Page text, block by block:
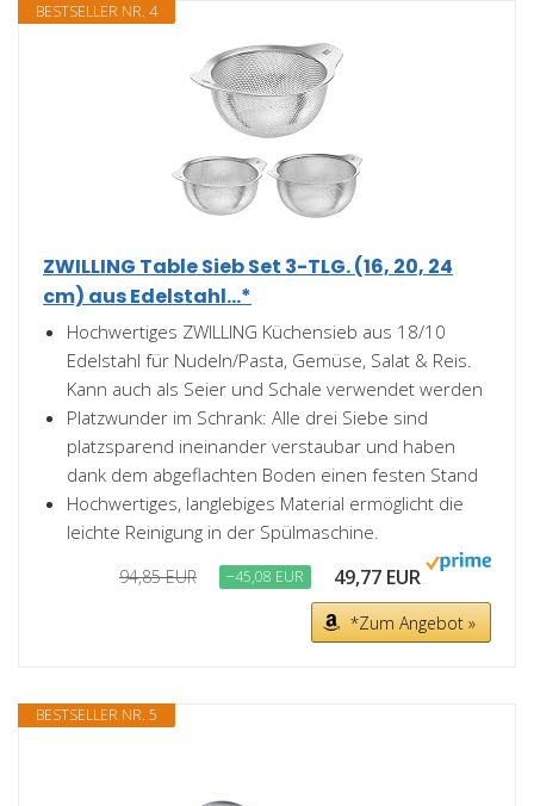
BESTSELLER NR. 4
ZWILLING Table Sieb Set 3-TLG. (16, 20, 24
cm) aus Edelstahl...*
Hochwertiges ZWILLING Küchensieb aus 18/10
Edelstahl für Nudeln/Pasta, Gemüse, Salat & Reis.
Kann auch als Seier und Schale verwendet werden
Platzwunder im Schrank: Alle drei Siebe sind
platzsparend ineinander verstaubar und haben
dank dem abgeflachten Boden einen festen Stand
Hochwertiges, langlebiges Material ermöglicht die
leichte Reinigung in der Spülmaschine.
94,85 EUR −45,08 EUR 49,77 EUR
*Zum Angebot »
BESTSELLER NR. 5